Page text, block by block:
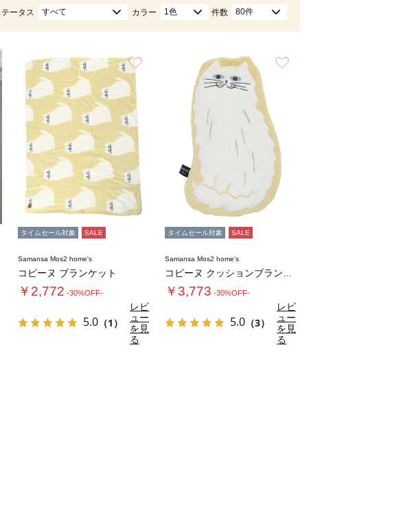
ータス すべて カラー 1色 件数 80件
気に入り
タイムセール対象 SALE
Samansa Mos2 home's
コピーヌ ブランケット
￥2,772 -30%OFF-
5.0 （1）
レビ
ュー
を見
る
タイムセール対象 SALE
Samansa Mos2 home's
￥3,773 -30%OFF-
5.0 （3）
レビ
ュー
を見
る